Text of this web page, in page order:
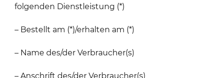
folgenden Dienstleistung (*)
– Bestellt am (*)/erhalten am (*)
– Name des/der Verbraucher(s)
– Anschrift des/der Verbraucher(s)